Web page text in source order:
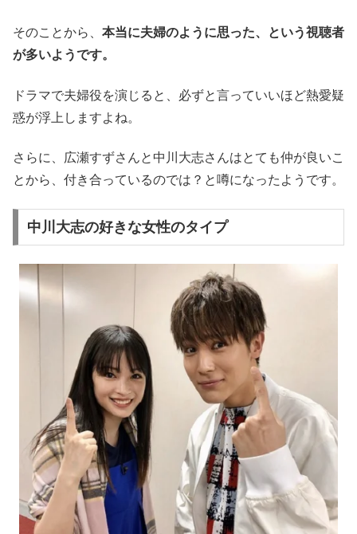
そのことから、 本当に夫婦のように思った、という視聴者
が多いようです。
ドラマで夫婦役を演じると、必ずと言っていいほど熱愛疑
惑が浮上しますよね。
さらに、広瀬すずさんと中川大志さんはとても仲が良いこ
とから、付き合っているのでは？と噂になったようです。
中川大志の好きな女性のタイプ